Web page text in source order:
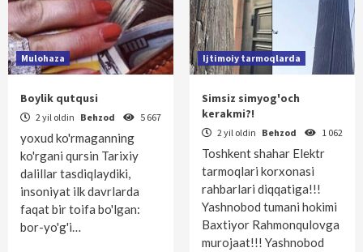
Mulohaza
Boylik qutqusi
2 yil oldin Behzod 5 667
yoxud ko'rmaganning
ko'rgani qursin Tarixiy
dalillar tasdiqlaydiki,
insoniyat ilk davrlarda
faqat bir toifa bo'lgan:
bor-yo'g'i…
Ijtimoiy tarmoqlarda
Simsiz simyog'och
kerakmi?!
2 yil oldin Behzod 1 062
Toshkent shahar Elektr
tarmoqlari korxonasi
rahbarlari diqqatiga!!!
Yashnobod tumani hokimi
Baxtiyor Rahmonqulovga
murojaat!!! Yashnobod